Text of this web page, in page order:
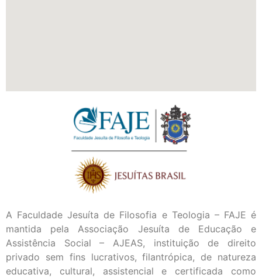
A Faculdade Jesuíta de Filosofia e Teologia – FAJE é
mantida pela Associação Jesuíta de Educação e
Assistência Social – AJEAS, instituição de direito
privado sem fins lucrativos, filantrópica, de natureza
educativa, cultural, assistencial e certificada como